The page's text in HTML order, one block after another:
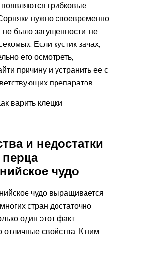
появляются грибковые
нужно своевременно
не было загущенности, не
Если кустик зачах,
его осмотреть,
причину и устранить ее с
препаратов.
варить клецки
и недостатки
перца
чудо
чудо выращивается
стран достаточно
один этот факт
отличные свойства. К ним